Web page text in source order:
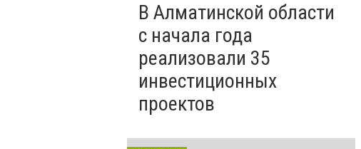
В Алматинской области
с начала года
реализовали 35
инвестиционных
проектов